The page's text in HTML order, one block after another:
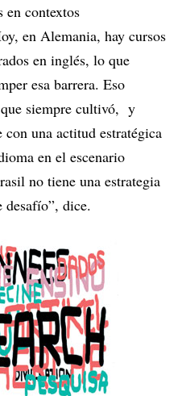
en contextos
en Alemania, hay cursos
en inglés, lo que
esa barrera. Eso
que siempre cultivó, y
una actitud estratégica
en el escenario
no tiene una estrategia
desafío”, dice.